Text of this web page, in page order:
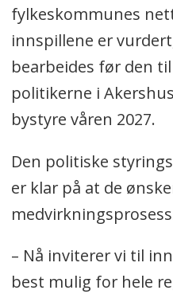
fylkeskommunes
innspillene er
bearbeides før den
politikerne i
bystyre våren 2027.
Den politiske
er klar på at de
– Nå inviterer vi til
best mulig for hele